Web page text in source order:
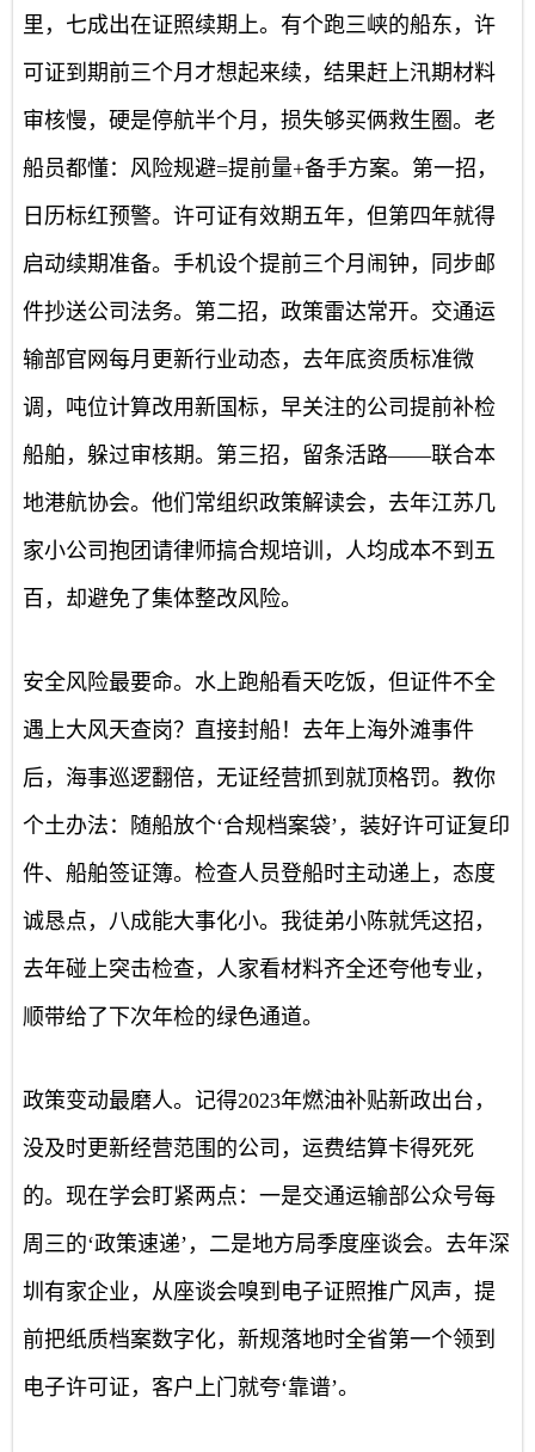
里，七成出在证照续期上。有个跑三峡的船东，许
可证到期前三个月才想起来续，结果赶上汛期材料
审核慢，硬是停航半个月，损失够买俩救生圈。老
船员都懂：风险规避=提前量+备手方案。第一招，
日历标红预警。许可证有效期五年，但第四年就得
启动续期准备。手机设个提前三个月闹钟，同步邮
件抄送公司法务。第二招，政策雷达常开。交通运
输部官网每月更新行业动态，去年底资质标准微
调，吨位计算改用新国标，早关注的公司提前补检
船舶，躲过审核期。第三招，留条活路——联合本
地港航协会。他们常组织政策解读会，去年江苏几
家小公司抱团请律师搞合规培训，人均成本不到五
百，却避免了集体整改风险。
安全风险最要命。水上跑船看天吃饭，但证件不全
遇上大风天查岗？直接封船！去年上海外滩事件
后，海事巡逻翻倍，无证经营抓到就顶格罚。教你
个土办法：随船放个‘合规档案袋’，装好许可证复印
件、船舶签证簿。检查人员登船时主动递上，态度
诚恳点，八成能大事化小。我徒弟小陈就凭这招，
去年碰上突击检查，人家看材料齐全还夸他专业，
顺带给了下次年检的绿色通道。
政策变动最磨人。记得2023年燃油补贴新政出台，
没及时更新经营范围的公司，运费结算卡得死死
的。现在学会盯紧两点：一是交通运输部公众号每
周三的‘政策速递’，二是地方局季度座谈会。去年深
圳有家企业，从座谈会嗅到电子证照推广风声，提
前把纸质档案数字化，新规落地时全省第一个领到
电子许可证，客户上门就夸‘靠谱’。